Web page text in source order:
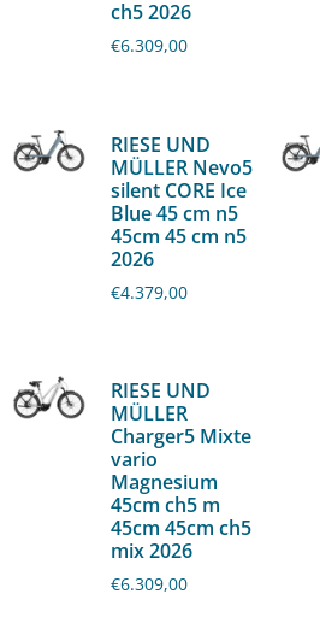
ch5 2026
€6.309,00
RIESE UND
MÜLLER Nevo5
silent CORE Ice
Blue 45 cm n5
45cm 45 cm n5
2026
€4.379,00
RIESE UND
MÜLLER
Charger5 Mixte
vario
Magnesium
45cm ch5 m
45cm 45cm ch5
mix 2026
€6.309,00